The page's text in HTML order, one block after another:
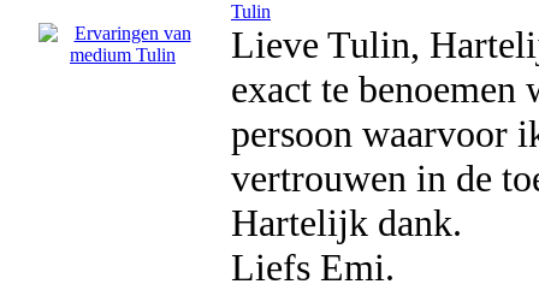
Tulin
Lieve Tulin,
exact te benoemen
persoon waarvoor
vertrouwen in de
Hartelijk dank.
Liefs Emi.